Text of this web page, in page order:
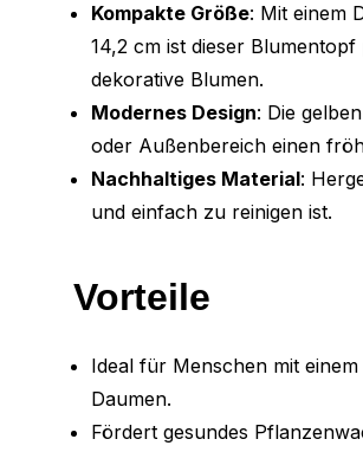
Kompakte Größe: Mit einem
14,2 cm ist dieser
dekorative Blumen.
Modernes Design: Die
oder Außenbereich einen
Nachhaltiges Material:
und einfach zu reinigen ist.
Vorteile
Ideal für Menschen mit
Daumen.
Fördert gesundes